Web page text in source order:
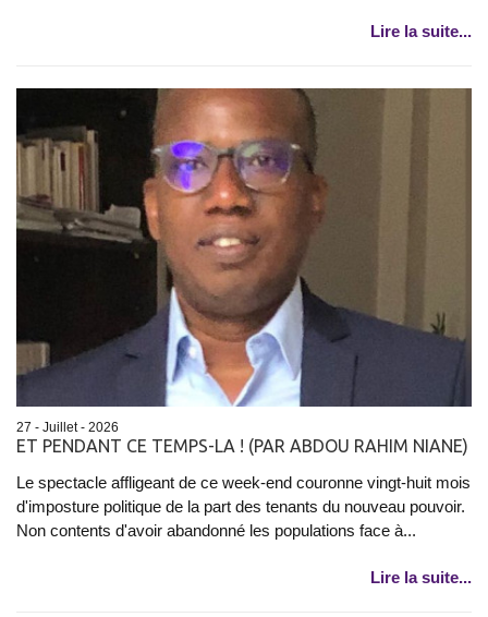
Lire la suite...
27 - Juillet - 2026
ET PENDANT CE TEMPS-LA ! (PAR ABDOU RAHIM NIANE)
Le spectacle affligeant de ce week-end couronne vingt-huit mois
d'imposture politique de la part des tenants du nouveau pouvoir.
Non contents d'avoir abandonné les populations face à...
Lire la suite...